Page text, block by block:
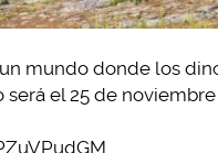
mundo donde los
será el 25 de noviembre